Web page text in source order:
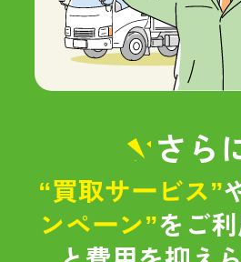
さら
“買取サービス”
ンペーン”をご